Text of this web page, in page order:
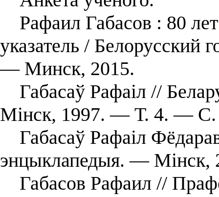
Рафаил Габасов : 80
указатель / Белорусский
— Минск, 2015.
Габасаў Рафаіл //
Мінск, 1997. — Т. 4. —
Габасаў Рафаiл
энцыклапедыя. — Мiнск,
Габасов Рафаил //